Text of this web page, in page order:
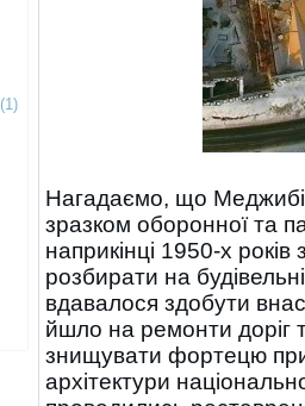
(1)
Нагадаємо, що
зразком оборонної та
наприкінці 1950-х
розбирати на
вдавалося здобути
йшло на ремонти доріг
знищувати фортецю
архітектури